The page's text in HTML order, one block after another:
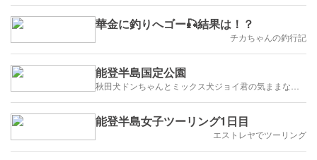
華金に釣りへゴー🎣結果は！？
チカちゃんの釣行記
能登半島国定公園
能登半島女子ツーリング1日目
エストレヤでツーリング